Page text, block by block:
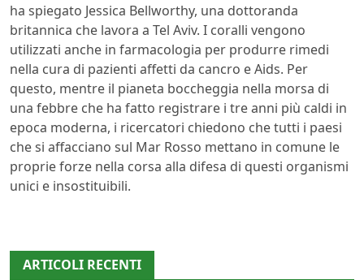
ha spiegato Jessica Bellworthy, una dottoranda
britannica che lavora a Tel Aviv. I coralli vengono
utilizzati anche in farmacologia per produrre rimedi
nella cura di pazienti affetti da cancro e Aids. Per
questo, mentre il pianeta boccheggia nella morsa di
una febbre che ha fatto registrare i tre anni più caldi in
epoca moderna, i ricercatori chiedono che tutti i paesi
che si affacciano sul Mar Rosso mettano in comune le
proprie forze nella corsa alla difesa di questi organismi
unici e insostituibili.
ARTICOLI RECENTI